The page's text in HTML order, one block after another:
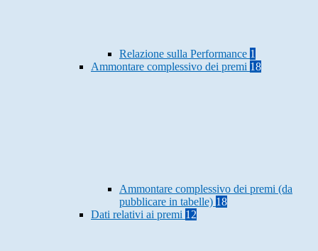
Relazione sulla Performance 1
Ammontare complessivo dei premi 18
Ammontare complessivo dei premi (da
pubblicare in tabelle) 18
Dati relativi ai premi 12